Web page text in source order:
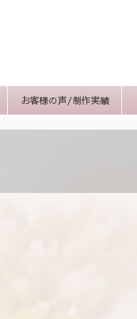
お客様の声/制作実績